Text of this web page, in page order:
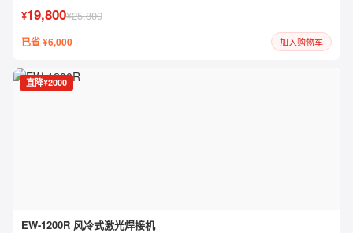
¥19,800¥25,800
已省 ¥6,000 加入购物车
直降¥2000
EW-1200R 风冷式激光焊接机